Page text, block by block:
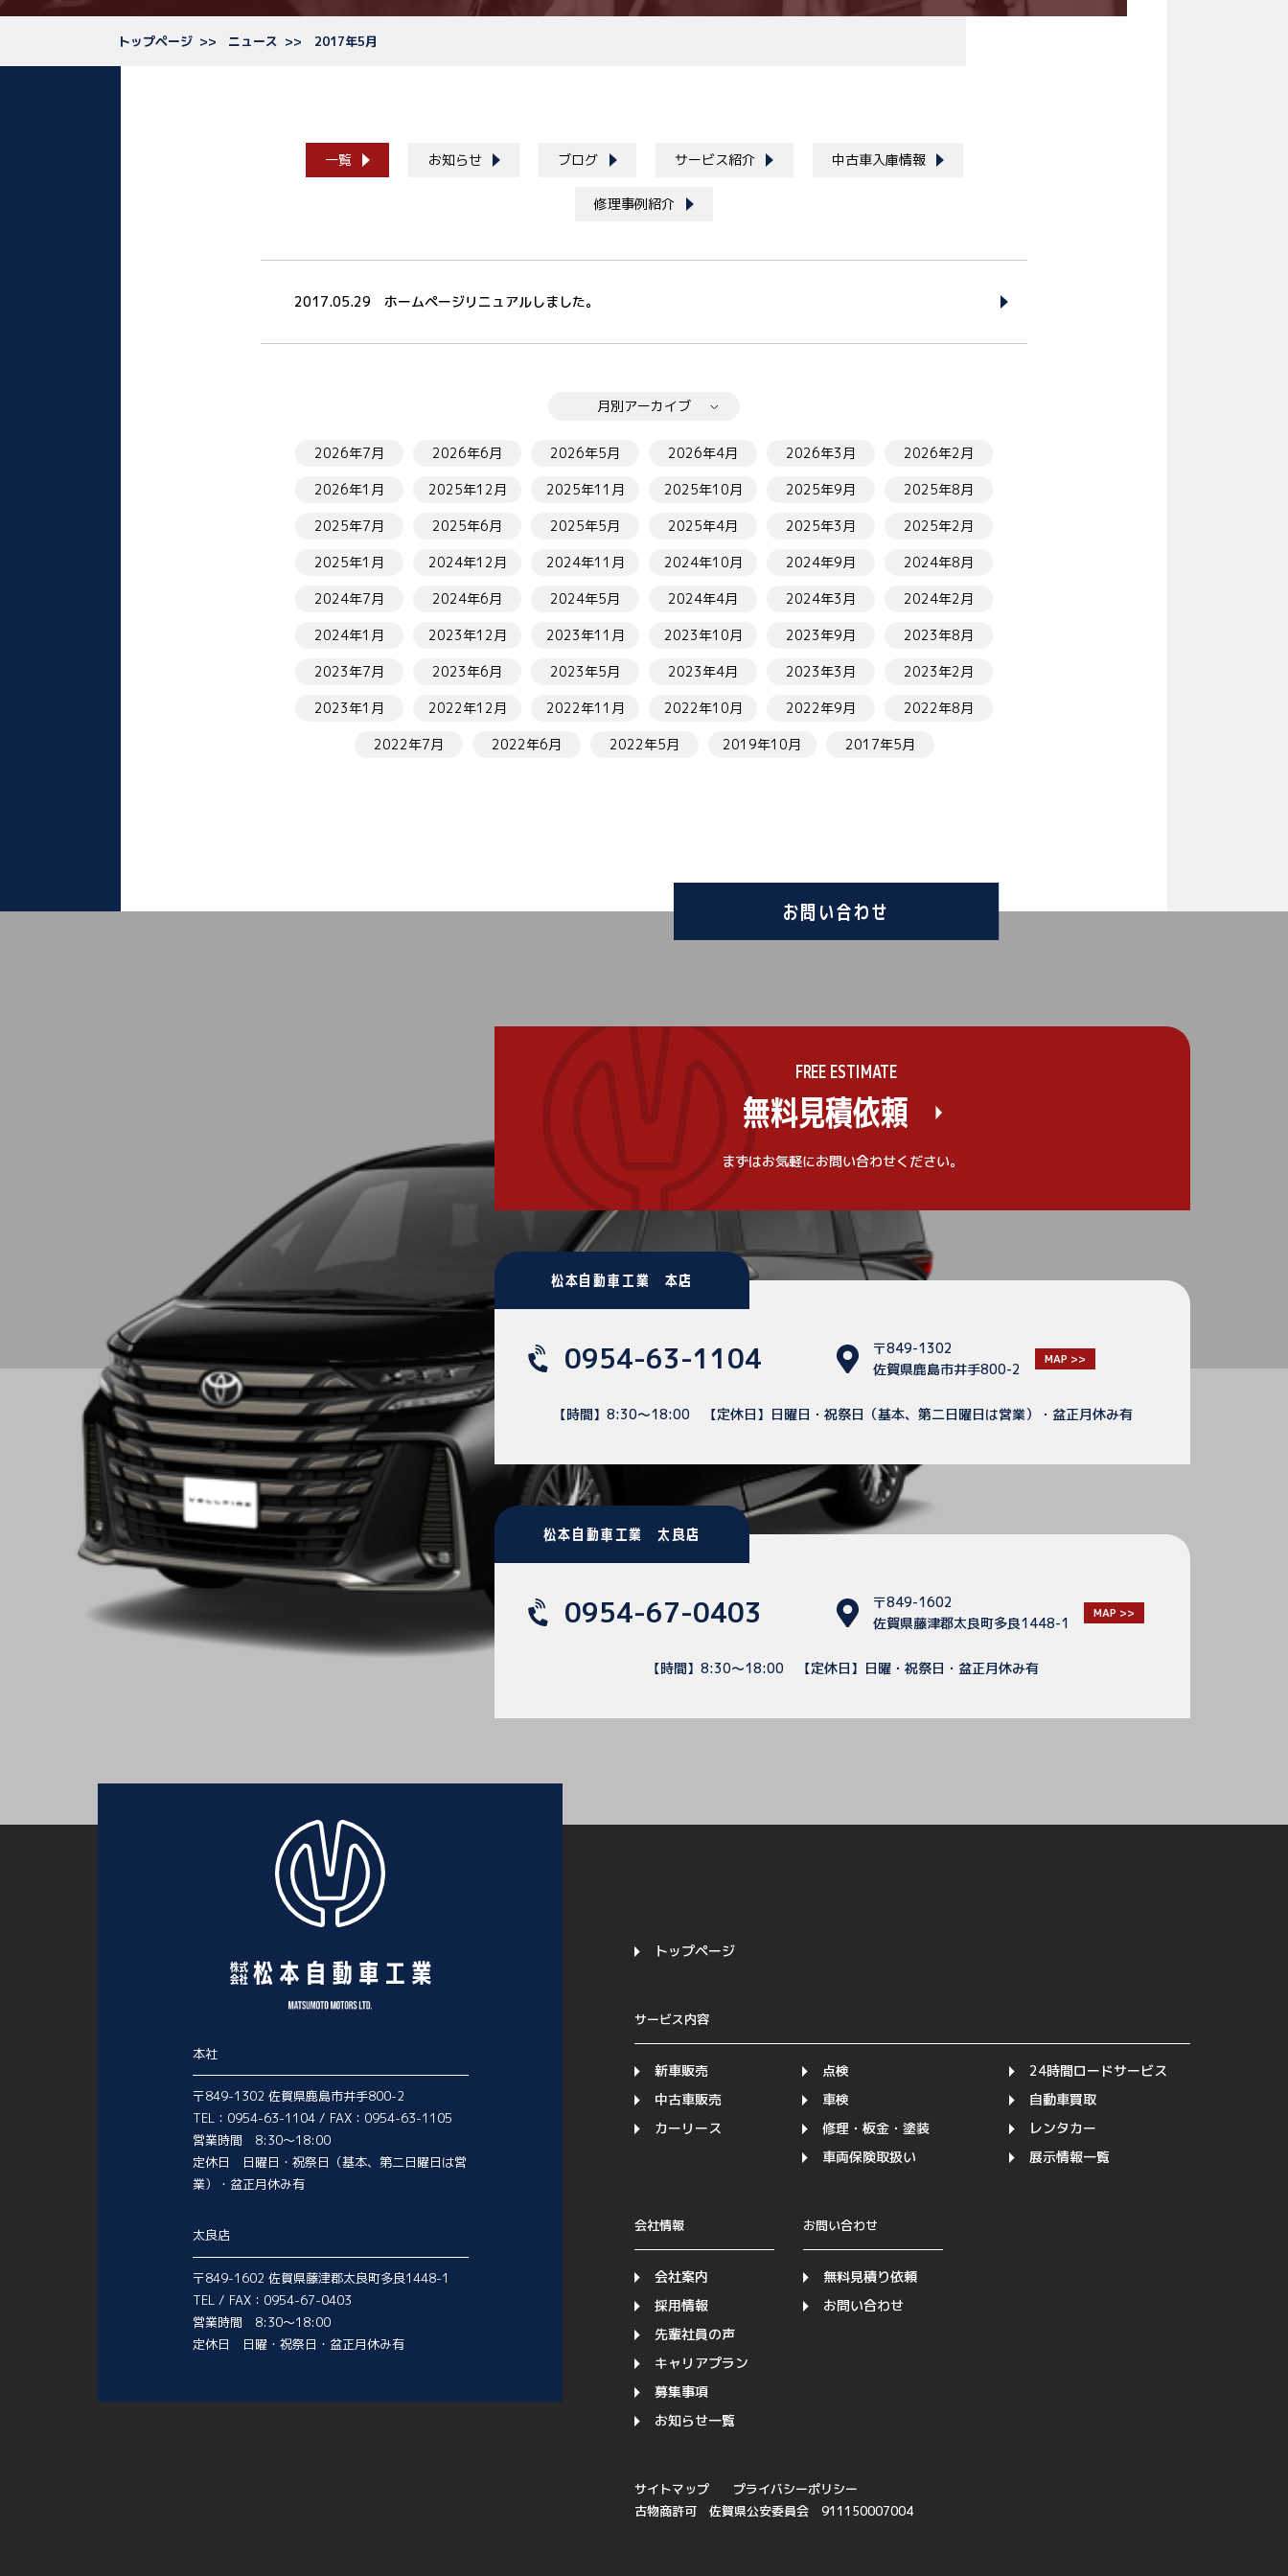
トップページ ニュース 2017年5月
一覧 お知らせ ブログ サービス紹介 中古車入庫情報
修理事例紹介
2017.05.29 ホームページリニュアルしました。
月別アーカイブ
2026年7月 2026年6月 2026年5月 2026年4月 2026年3月
2026年2月
2026年1月
2025年12月 2025年11月 2025年10月 2025年9月
2025年8月
2025年7月
2025年6月 2025年5月 2025年4月 2025年3月
2025年2月
2025年1月
2024年12月 2024年11月 2024年10月 2024年9月
2024年8月
2024年7月
2024年6月 2024年5月 2024年4月 2024年3月
2024年2月
2024年1月
2023年12月 2023年11月 2023年10月 2023年9月
2023年8月
2023年7月
2023年6月 2023年5月 2023年4月 2023年3月
2023年2月
2023年1月
2022年12月 2022年11月 2022年10月 2022年9月
2022年8月
2022年7月
2022年6月 2022年5月 2019年10月 2017年5月
お問い合わせ
FREE ESTIMATE
無料見積依頼
まずはお気軽にお問い合わせください。
松本自動車工業 本店
0954-63-1104
〒849-1302
佐賀県鹿島市井手800-2
MAP >>
【時間】8:30～18:00 【定休日】日曜日・祝祭日（基本、第二日曜日は営業）・盆正月休み有
松本自動車工業 太良店
0954-67-0403
〒849-1602
佐賀県藤津郡太良町多良1448-1
MAP >>
【時間】8:30～18:00 【定休日】日曜・祝祭日・盆正月休み有
本社
〒849-1302 佐賀県鹿島市井手800-2
TEL：0954-63-1104 / FAX：0954-63-1105
営業時間 8:30～18:00
定休日 日曜日・祝祭日（基本、第二日曜日は営
業）・盆正月休み有
太良店
〒849-1602 佐賀県藤津郡太良町多良1448-1
TEL / FAX：0954-67-0403
営業時間 8:30～18:00
定休日 日曜・祝祭日・盆正月休み有
トップページ
サービス内容
新車販売
中古車販売
カーリース
点検
車検
修理・板金・塗装
車両保険取扱い
24時間ロードサービス
自動車買取
レンタカー
展示情報一覧
会社情報
会社案内
採用情報
先輩社員の声
キャリアプラン
募集事項
お知らせ一覧
お問い合わせ
無料見積り依頼
お問い合わせ
サイトマップ
プライバシーポリシー
古物商許可 佐賀県公安委員会 911150007004